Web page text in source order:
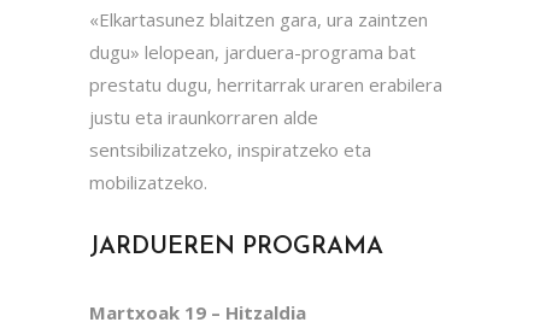
«Elkartasunez blaitzen gara, ura zaintzen
dugu» lelopean, jarduera-programa bat
prestatu dugu, herritarrak uraren erabilera
justu eta iraunkorraren alde
sentsibilizatzeko, inspiratzeko eta
mobilizatzeko.
JARDUEREN PROGRAMA
Martxoak 19 – Hitzaldia